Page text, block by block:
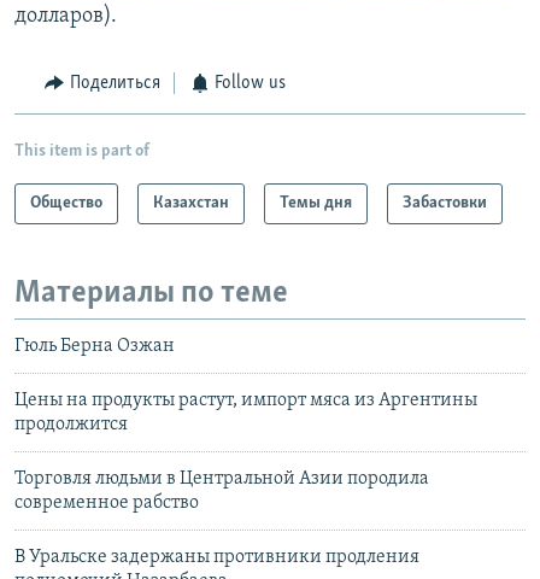
долларов).
Поделиться Follow us
This item is part of
Общество Казахстан Темы дня Забастовки
Материалы по теме
Гюль Берна Озжан
Цены на продукты растут, импорт мяса из Аргентины
продолжится
Торговля людьми в Центральной Азии породила
современное рабство
В Уральске задержаны противники продления